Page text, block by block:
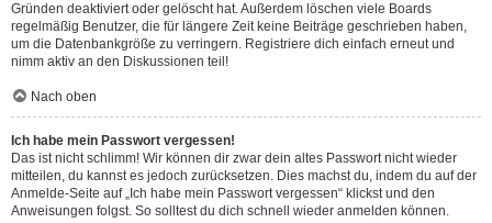
Gründen deaktiviert oder gelöscht hat. Außerdem löschen viele Boards
regelmäßig Benutzer, die für längere Zeit keine Beiträge geschrieben haben,
um die Datenbankgröße zu verringern. Registriere dich einfach erneut und
nimm aktiv an den Diskussionen teil!
Nach oben
Ich habe mein Passwort vergessen!
Das ist nicht schlimm! Wir können dir zwar dein altes Passwort nicht wieder
mitteilen, du kannst es jedoch zurücksetzen. Dies machst du, indem du auf der
Anmelde-Seite auf „Ich habe mein Passwort vergessen“ klickst und den
Anweisungen folgst. So solltest du dich schnell wieder anmelden können.